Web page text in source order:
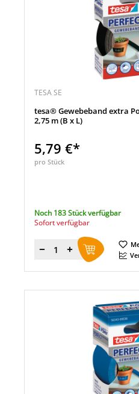
TESA SE
tesa® Gewebeband extra
2,75 m (B x L)
5,79 €*
pro Stück
Noch 183 Stück verfügbar
Sofort verfügbar
Menge